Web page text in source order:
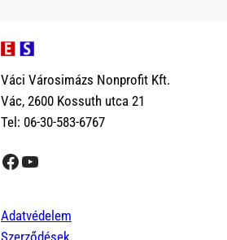
Váci Városimázs Nonprofit Kft.
Vác, 2600 Kossuth utca 21
Tel: 06-30-583-6767
Facebook YouTube
Adatvédelem